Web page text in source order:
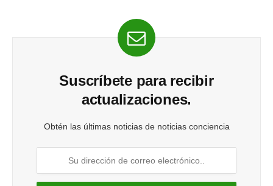
Suscríbete para recibir
actualizaciones.
Obtén las últimas noticias de noticias conciencia